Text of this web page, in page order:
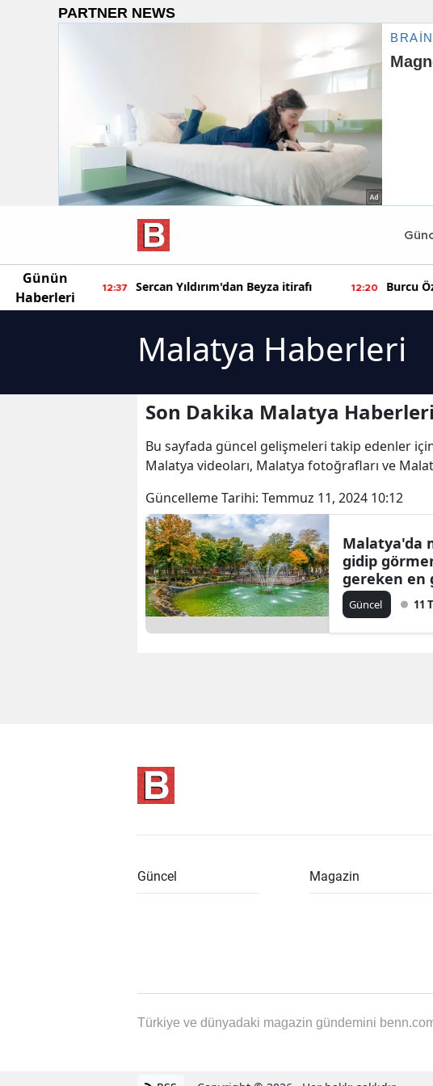
Günün
Haberleri
yeni 12:37 Sercan Yıldırım'dan Beyza itirafı 12:20 Burcu
Malatya Haberleri
Son Dakika Malatya Haberleri
Bu sayfada güncel gelişmeleri takip edenler
Malatya videoları, Malatya fotoğrafları ve
Güncelleme Tarihi: Temmuz 11, 2024 10:12
Malatya'da
gidip
gereken en
mangal
yerler
Güncel 11
Güncel Magazin
Türkiye ve dünyadaki magazin gündemini